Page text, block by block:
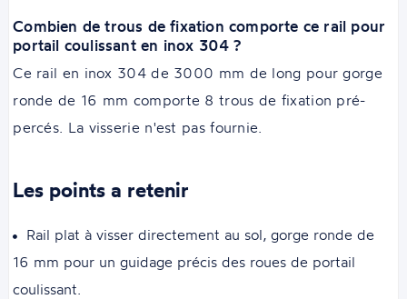
Combien de trous de fixation comporte ce rail pour
portail coulissant en inox 304 ?
Ce rail en inox 304 de 3000 mm de long pour gorge
ronde de 16 mm comporte 8 trous de fixation pré-
percés. La visserie n'est pas fournie.
Les points a retenir
Rail plat à visser directement au sol, gorge ronde de
16 mm pour un guidage précis des roues de portail
coulissant.